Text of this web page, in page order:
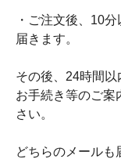
・ご注文後、10
届きます。
その後、24時間以
お手続き等のご案
さい。
どちらのメールも